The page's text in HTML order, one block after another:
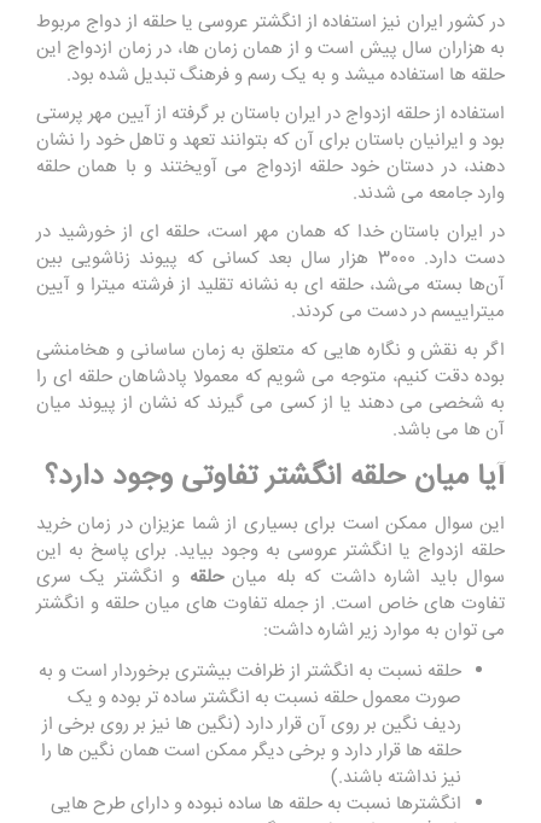
در کشور ایران نیز استفاده از انگشتر عروسی یا حلقه از دواج مربوط
به هزاران سال پیش است و از همان زمان ها، در زمان ازدواج این
حلقه ها استفاده میشد و به یک رسم و فرهنگ تبدیل شده بود.
استفاده از حلقه ازدواج در ایران باستان بر گرفته از آیین مهر پرستی
بود و ایرانیان باستان برای آن که بتوانند تعهد و تاهل خود را نشان
دهند، در دستان خود حلقه ازدواج می آویختند و با همان حلقه
وارد جامعه می شدند.
در ایران باستان خدا که همان مهر است، حلقه ‌ای از خورشید در
دست دارد. 3000 هزار سال بعد کسانی که پیوند زناشویی بین
آن‌ها بسته می‌شد، حلقه‌ ای به نشانه تقلید از فرشته میترا و آیین
میتراییسم در دست می ‌کردند.
اگر به نقش و نگاره‌ هایی که متعلق به زمان ساسانی و هخامنشی
بوده دقت کنیم، متوجه می شویم که معمولا پادشاهان حلقه ‌ای را
به شخصی می ‌دهند یا از کسی می‌ گیرند که نشان از پیوند میان
آن ها می باشد.
آیا میان حلقه انگشتر تفاوتی وجود دارد؟
این سوال ممکن است برای بسیاری از شما عزیزان در زمان خرید
حلقه ازدواج یا انگشتر عروسی به وجود بیاید. برای پاسخ به این
سوال باید اشاره داشت که بله میانحلقه و انگشتر یک سری
تفاوت های خاص است. از جمله تفاوت های میان حلقه و انگشتر
می توان به موارد زیر اشاره داشت:
حلقه نسبت به انگشتر از ظرافت بیشتری برخوردار است و به
صورت معمول حلقه نسبت به انگشتر ساده تر بوده و یک
ردیف نگین بر روی آن قرار دارد (نگین ها نیز بر روی برخی از
حلقه ها قرار دارد و برخی دیگر ممکن است همان نگین ها را
نیز نداشته باشند.)
انگشترها نسبت به حلقه ها ساده نبوده و دارای طرح هایی